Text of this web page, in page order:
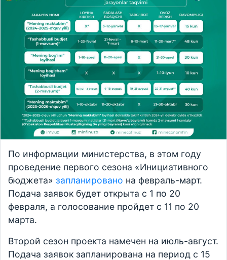
По информации министерства, в этом году
проведение первого сезона «Инициативного
бюджета» запланировано на февраль-март.
Подача заявок будет открыта с 1 по 20
февраля, а голосование пройдет с 11 по 20
марта.
Второй сезон проекта намечен на июль-август.
Подача заявок запланирована на период с 15